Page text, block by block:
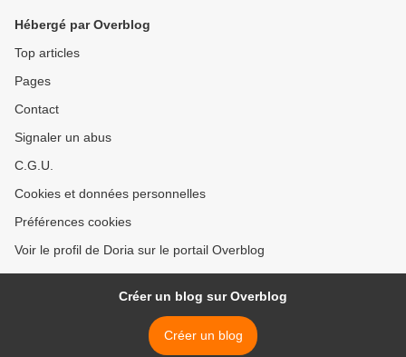
Hébergé par Overblog
Top articles
Pages
Contact
Signaler un abus
C.G.U.
Cookies et données personnelles
Préférences cookies
Voir le profil de Doria sur le portail Overblog
Créer un blog sur Overblog
Créer un blog